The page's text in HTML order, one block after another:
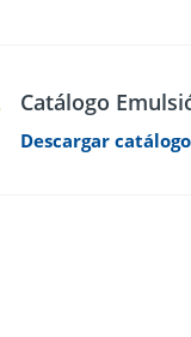
Catálogo
Descargar catálogo